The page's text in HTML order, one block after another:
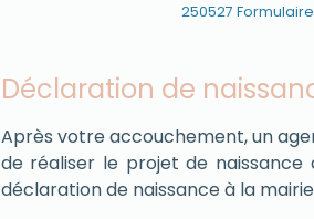
250527
Déclaration de
Après votre accouchement, un
de réaliser le projet de
déclaration de naissance à la